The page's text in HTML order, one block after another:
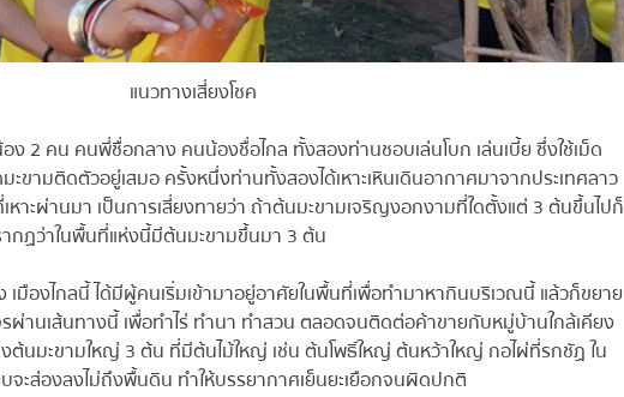
แนวทางเสี่ยงโชค
2 คน คนพี่ชื่อกลาง คนน้องชื่อไกล ทั้งสองท่านชอบเล่นโบก เล่นเบี้ย ซึ่งใช้เม็ด
ขามติดตัวอยู่เสมอ ครั้งหนึ่งท่านทั้งสองได้เหาะเหินเดินอากาศมาจากประเทศลาว
หาะผ่านมา เป็นการเสี่ยงทายว่า ถ้าต้นมะขามเจริญงอกงามที่ใดตั้งแต่ 3 ต้นขึ้นไปก็
ฏว่าในพื้นที่แห่งนี้มีต้นมะขามขึ้นมา 3 ต้น
มืองไกลนี้ ได้มีผู้คนเริ่มเข้ามาอยู่อาศัยในพื้นที่เพื่อทำมาหากินบริเวณนี้ แล้วก็ขยาย
ผ่านเส้นทางนี้ เพื่อทำไร่ ทำนา ทำสวน ตลอดจนติดต่อค้าขายกับหมู่บ้านใกล้เคียง
งต้นมะขามใหญ่ 3 ต้น ที่มีต้นไม้ใหญ่ เช่น ต้นโพธิ์ใหญ่ ต้นหว้าใหญ่ กอไผ่ที่รกชัฏ ใน
ะส่องลงไม่ถึงพื้นดิน ทำให้บรรยากาศเย็นยะเยือกจนผิดปกติ